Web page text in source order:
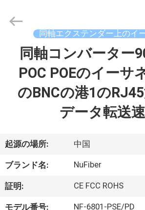
ク
ト
私
2021
Technology
Developed
同軸エクステンダー上のイ
同軸コンバーター
POC POEのイーサ
のBNCの港1の
データ転送
起源の場所: 中国
ブランド名: NuFiber
証明: CE FCC ROHS
モデル番号: NF-6801-PSE/PD